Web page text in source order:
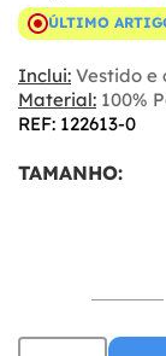
ÚLTIMO
Inclui: Vestido e
Material: 100%
REF: 122613-0
TAMANHO: